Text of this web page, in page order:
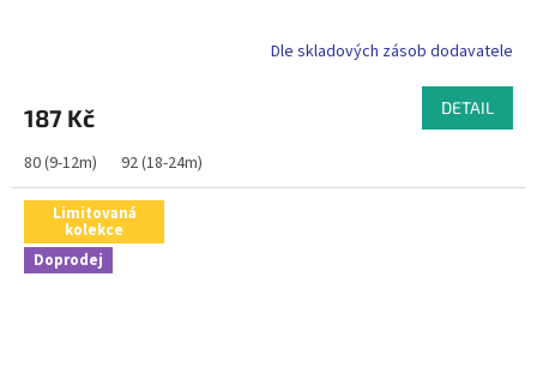
Dle skladových zásob dodavatele
187 Kč DETAIL
80 (9-12m) 92 (18-24m)
Limitovaná
kolekce
Doprodej